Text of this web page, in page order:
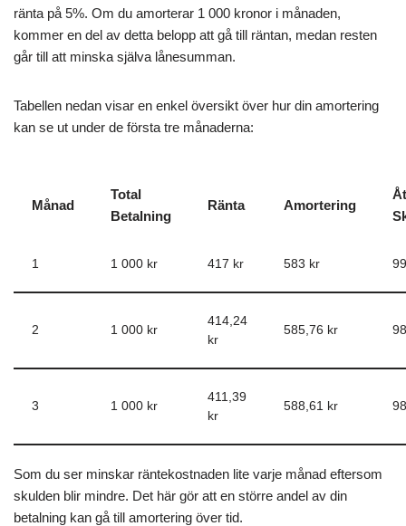
ränta på 5%. Om du amorterar 1 000 kronor i månaden,
kommer en del av detta belopp att gå till räntan, medan resten
går till att minska själva lånesumman.
Tabellen nedan visar en enkel översikt över hur din amortering
kan se ut under de första tre månaderna:
Månad
Total
Betalning
Ränta Amortering
1 1 000 kr 417 kr 583 kr
2 1 000 kr
414,24
kr
585,76 kr
3 1 000 kr
411,39
kr
588,61 kr
Som du ser minskar räntekostnaden lite varje månad eftersom
skulden blir mindre. Det här gör att en större andel av din
betalning kan gå till amortering över tid.